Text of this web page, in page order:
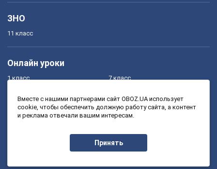
ЗНО
11 класс
Онлайн уроки
1 класс
3 класс
7 класс
9 класс
Вместе с нашими партнерами сайт OBOZ.UA использует
cookie, чтобы обеспечить должную работу сайта, а контент
и реклама отвечали вашим интересам.
Принять